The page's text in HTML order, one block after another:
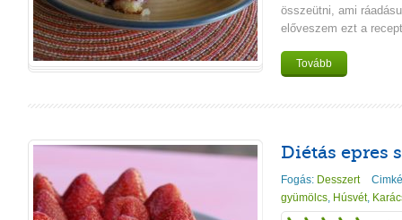
összeütni, ami
előveszem ezt a
Tovább
Diétás epres
Fogás: Desszert
gyümölcs, Húsvét,